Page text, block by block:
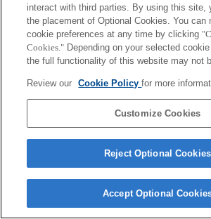
En fonction des conditions de prise de vue, il se peut
soit pas uniforme. Réglez la fonction [Obturat. à
Si vous fixez l'objectif à monture A à l'aide de
au point manuelle ne fonctionne pas automatiquement
de mise au point. Vous pouvez agrandir l'image en
mise pt] ou [Aide MF] sur n'importe quelle touche de
interact with third parties. By using this site,
the placement of Optional Cookies. You can
cookie preferences at any time by clicking
Cookies." Depending on your selected
the full functionality of this website may not
Review our Cookie Policyfor more
Customize Cookies
Reject Optional Cookies
Accept Optional